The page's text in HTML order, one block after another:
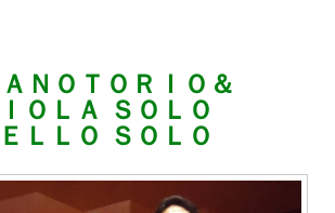
ＮＯＴＯＲＩＯ＆
ＯＬＡ ＳＯＬＯ
ＬＬＯ ＳＯＬＯ